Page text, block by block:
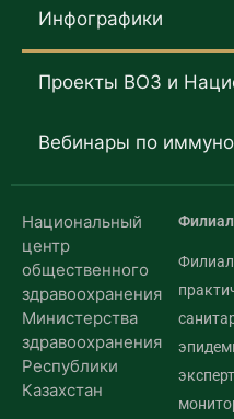
Инфографики
Проекты ВОЗ и
Вебинары по
Национальный
центр
общественного
здравоохранения
Министерства
здравоохранения
Республики
Казахстан